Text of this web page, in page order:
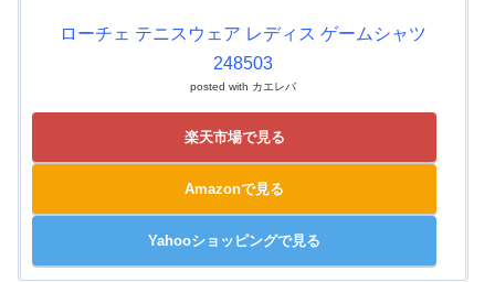
ローチェ テニスウェア レディス ゲームシャツ
248503
posted with カエレバ
楽天市場で見る
Amazonで見る
Yahooショッピングで見る